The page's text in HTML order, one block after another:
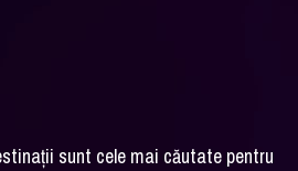
sunt cele mai căutate pentru